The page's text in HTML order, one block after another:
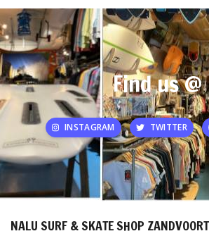
Find us @
INSTAGRAM TWITTER
NALU SURF & SKATE SHOP ZANDVOORT